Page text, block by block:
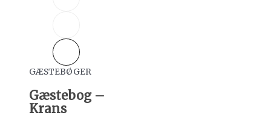
GÆSTEBØGER
Gæstebog –
Krans